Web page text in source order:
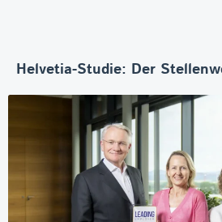
Helvetia-Studie: Der